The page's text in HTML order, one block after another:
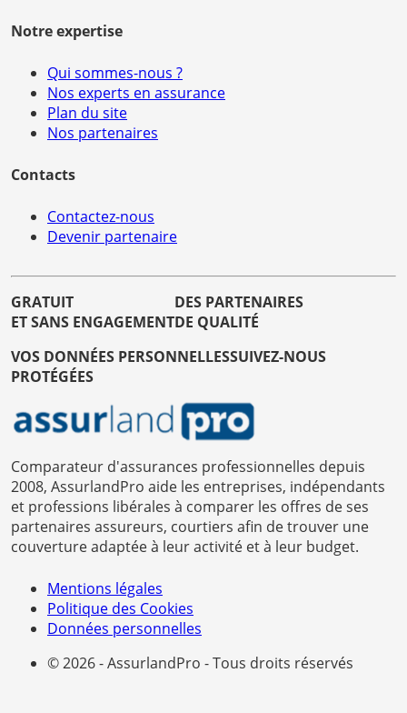
Notre expertise
Qui sommes-nous ?
Nos experts en assurance
Plan du site
Nos partenaires
Contacts
Contactez-nous
Devenir partenaire
GRATUIT
ET SANS ENGAGEMENT
DES PARTENAIRES
DE QUALITÉ
VOS DONNÉES PERSONNELLES
PROTÉGÉES
SUIVEZ-NOUS
Comparateur d'assurances professionnelles depuis
2008, AssurlandPro aide les entreprises, indépendants
et professions libérales à comparer les offres de ses
partenaires assureurs, courtiers afin de trouver une
couverture adaptée à leur activité et à leur budget.
Mentions légales
Politique des Cookies
Données personnelles
© 2026 - AssurlandPro - Tous droits réservés